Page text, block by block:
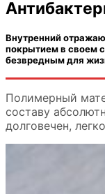
Внутренний
покрытием в своем
безвредным для
Полимерный
составу
долговечен,